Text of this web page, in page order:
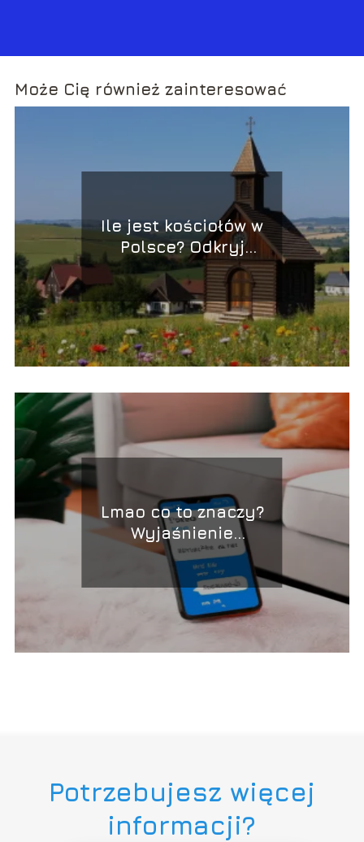
Może Cię również zainteresować
Ile jest kościołów w
Polsce? Odkryj
zaskakujące liczby
Lmao co to znaczy?
Wyjaśnienie
popularnego skrótu
Potrzebujesz więcej
informacji?